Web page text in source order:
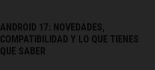
ANDROID 17: NOVEDADES,
COMPATIBILIDAD Y LO QUE TIENES
QUE SABER